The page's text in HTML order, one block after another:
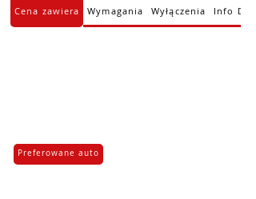
Cena zawiera Wymagania Wyłączenia Info
Preferowane auto